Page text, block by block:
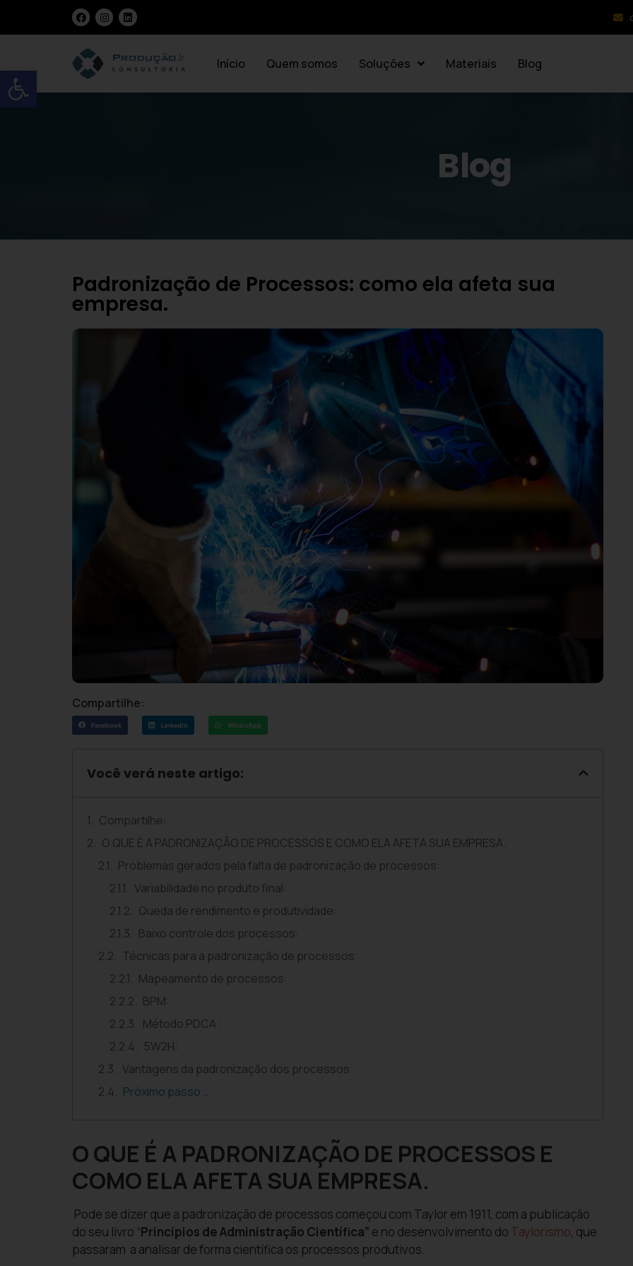
Open toolbar Início Quem somos Soluções Materiais Blog
Blog
Padronização de Processos: como ela afeta sua
empresa.
Compartilhe:
Facebook LinkedIn WhatsApp
Você verá neste artigo:
Compartilhe:
O QUE É A PADRONIZAÇÃO DE PROCESSOS E COMO ELA AFETA SUA EMPRESA.
Problemas gerados pela falta de padronização de processos:
Variabilidade no produto final:
Queda de rendimento e produtividade:
Baixo controle dos processos:
Técnicas para a padronização de processos:
Mapeamento de processos:
BPM:
Método PDCA :
5W2H:
Vantagens da padronização dos processos
Próximo passo …
O QUE É A PADRONIZAÇÃO DE PROCESSOS E
COMO ELA AFETA SUA EMPRESA.
Pode se dizer que a padronização de processos começou com Taylor em 1911, com a publicação
do seu livro “Princípios de Administração Científica” e no desenvolvimento do Taylorismo, que
passaram a analisar de forma científica os processos produtivos.